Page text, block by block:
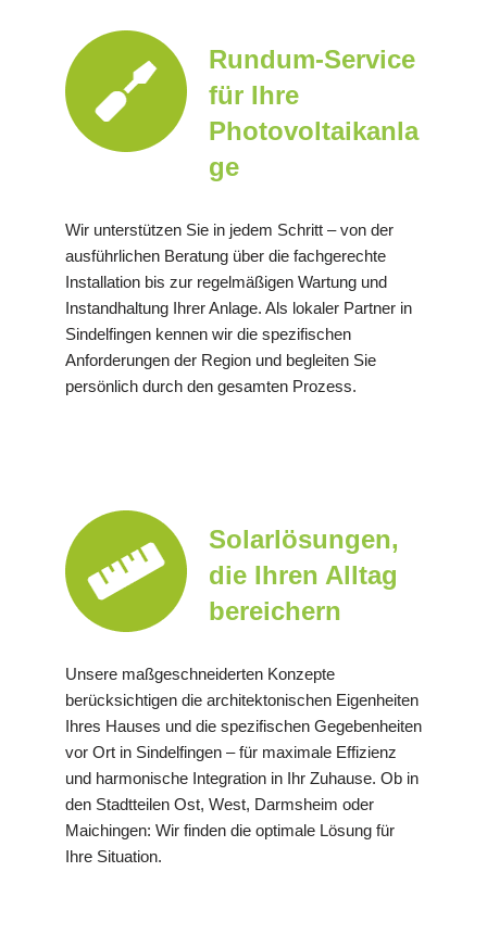
Rundum-Service
für Ihre
Photovoltaikanla
ge
Wir unterstützen Sie in jedem Schritt – von der
ausführlichen Beratung über die fachgerechte
Installation bis zur regelmäßigen Wartung und
Instandhaltung Ihrer Anlage. Als lokaler Partner in
Sindelfingen kennen wir die spezifischen
Anforderungen der Region und begleiten Sie
persönlich durch den gesamten Prozess.
Solarlösungen,
die Ihren Alltag
bereichern
Unsere maßgeschneiderten Konzepte
berücksichtigen die architektonischen Eigenheiten
Ihres Hauses und die spezifischen Gegebenheiten
vor Ort in Sindelfingen – für maximale Effizienz
und harmonische Integration in Ihr Zuhause. Ob in
den Stadtteilen Ost, West, Darmsheim oder
Maichingen: Wir finden die optimale Lösung für
Ihre Situation.